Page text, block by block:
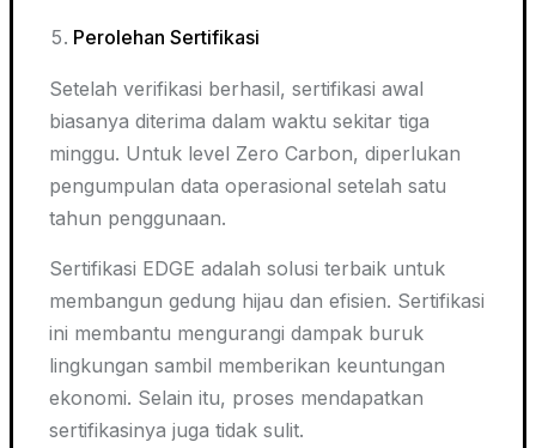
Perolehan Sertifikasi
Setelah verifikasi berhasil, sertifikasi awal
biasanya diterima dalam waktu sekitar tiga
minggu. Untuk level Zero Carbon, diperlukan
pengumpulan data operasional setelah satu
tahun penggunaan.
Sertifikasi EDGE adalah solusi terbaik untuk
membangun gedung hijau dan efisien. Sertifikasi
ini membantu mengurangi dampak buruk
lingkungan sambil memberikan keuntungan
ekonomi. Selain itu, proses mendapatkan
sertifikasinya juga tidak sulit.